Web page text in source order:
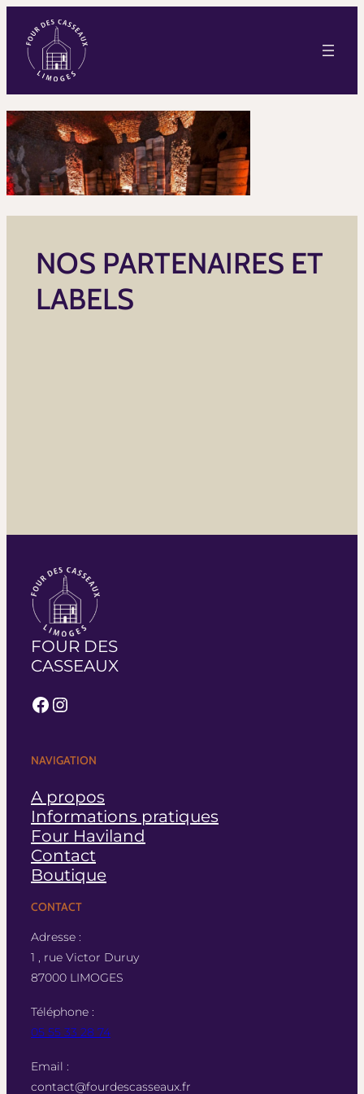
NOS PARTENAIRES ET
LABELS
FOUR DES
CASSEAUX
Facebook
Instagram
NAVIGATION
A propos
Informations pratiques
Four Haviland
Contact
Boutique
CONTACT
Adresse :
1 , rue Victor Duruy
87000 LIMOGES
Téléphone :
05 55 33 28 74
Email :
contact@fourdescasseaux.fr